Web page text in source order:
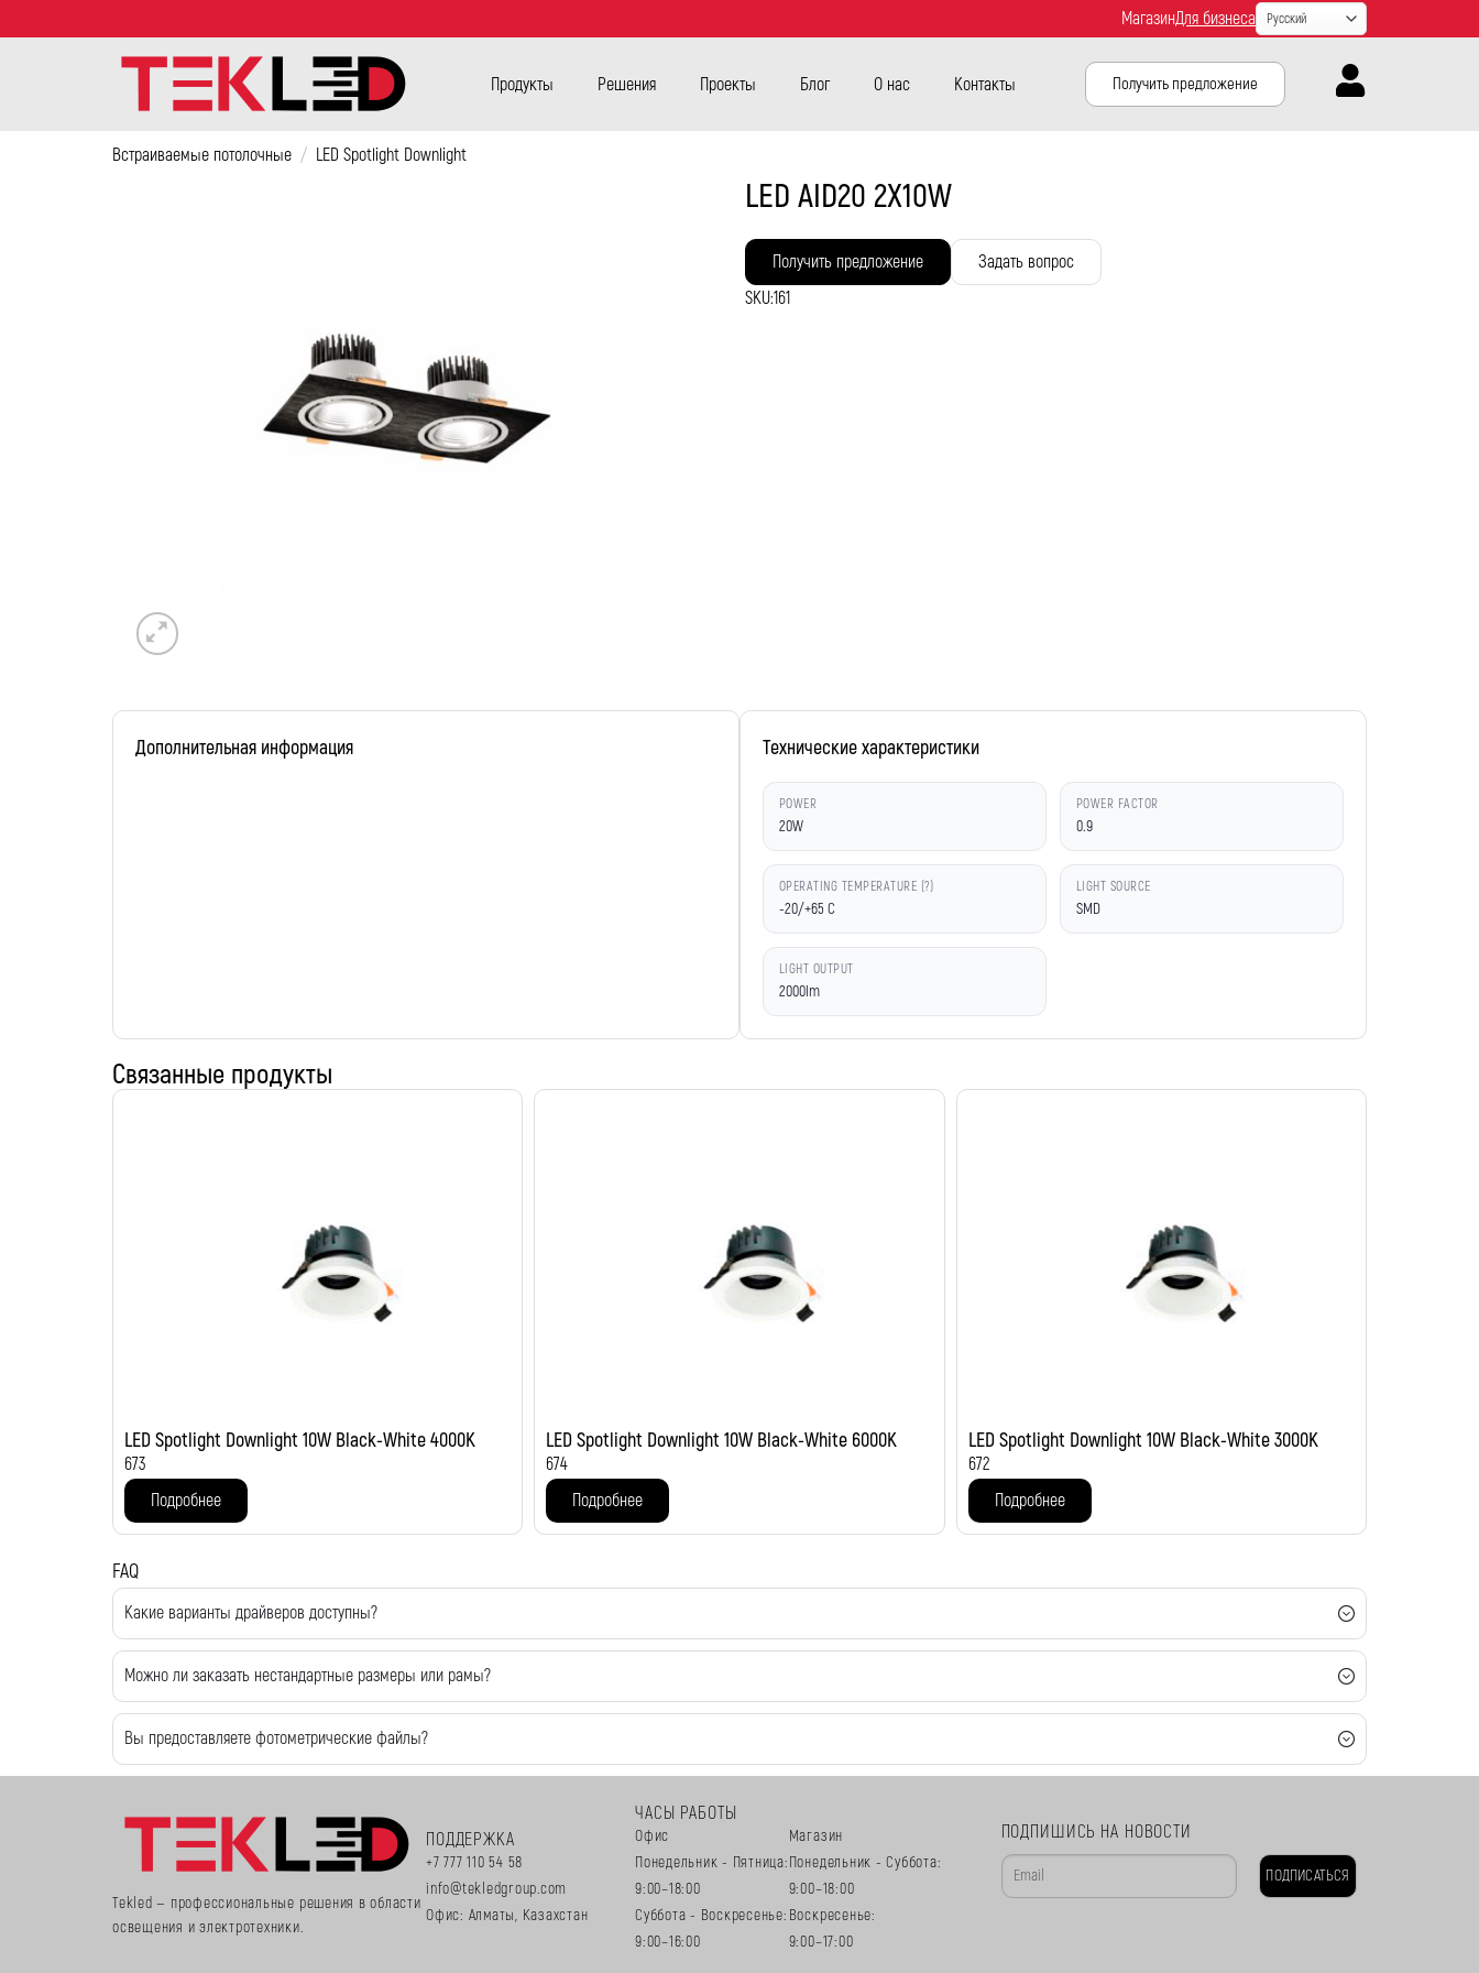
МагазинДля бизнеса
Продукты Решения Проекты Блог О нас Контакты Получить предложение
Встраиваемые потолочные / LED Spotlight Downlight
LED AID20 2X10W
Получить предложение
Задать вопрос
SKU:161
Дополнительная информация Технические характеристики
POWER
20W
POWER FACTOR
0.9
OPERATING TEMPERATURE (?)
-20/+65 C
LIGHT SOURCE
SMD
LIGHT OUTPUT
2000lm
Связанные продукты
LED Spotlight Downlight 10W Black-White 4000K
673
Подробнее
LED Spotlight Downlight 10W Black-White 6000K
674
Подробнее
LED Spotlight Downlight 10W Black-White 3000K
672
Подробнее
FAQ
Какие варианты драйверов доступны?
Можно ли заказать нестандартные размеры или рамы?
Вы предоставляете фотометрические файлы?
Tekled — профессиональные решения в области
освещения и электротехники.
ПОДДЕРЖКА
+7 777 110 54 58
info@tekledgroup.com
Офис: Алматы, Казахстан
ЧАСЫ РАБОТЫ
Офис
Понедельник - Пятница:
9:00–18:00
Суббота - Воскресенье:
9:00–16:00
Магазин
Понедельник - Суббота:
9:00–18:00
Воскресенье:
9:00–17:00
ПОДПИШИСЬ НА НОВОСТИ
ПОДПИСАТЬСЯ